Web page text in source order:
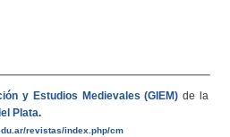
y Estudios Medievales (GIEM) de la
Plata.
revistas/index.php/cm